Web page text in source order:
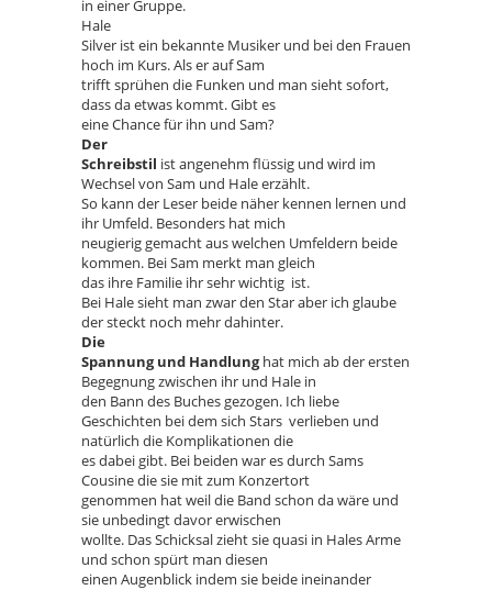
in einer Gruppe.
Hale
Silver ist ein bekannte Musiker und bei den Frauen
hoch im Kurs. Als er auf Sam
trifft sprühen die Funken und man sieht sofort,
dass da etwas kommt. Gibt es
eine Chance für ihn und Sam?
Der
Schreibstil ist angenehm flüssig und wird im
Wechsel von Sam und Hale erzählt.
So kann der Leser beide näher kennen lernen und
ihr Umfeld. Besonders hat mich
neugierig gemacht aus welchen Umfeldern beide
kommen. Bei Sam merkt man gleich
das ihre Familie ihr sehr wichtig ist.
Bei Hale sieht man zwar den Star aber ich glaube
der steckt noch mehr dahinter.
Die
Spannung und Handlunghat mich ab der ersten
Begegnung zwischen ihr und Hale in
den Bann des Buches gezogen. Ich liebe
Geschichten bei dem sich Stars verlieben und
natürlich die Komplikationen die
es dabei gibt. Bei beiden war es durch Sams
Cousine die sie mit zum Konzertort
genommen hat weil die Band schon da wäre und
sie unbedingt davor erwischen
wollte. Das Schicksal zieht sie quasi in Hales Arme
und schon spürt man diesen
einen Augenblick indem sie beide ineinander